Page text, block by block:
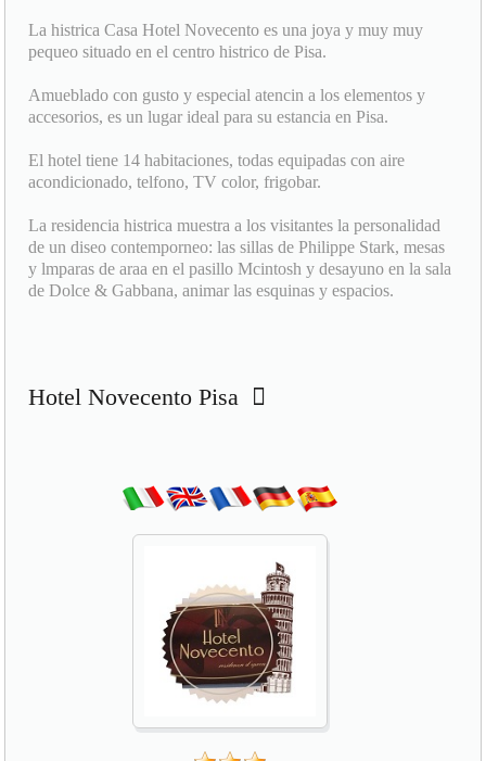
La histrica Casa Hotel Novecento es una joya y muy muy
pequeo situado en el centro histrico de Pisa.
Amueblado con gusto y especial atencin a los elementos y
accesorios, es un lugar ideal para su estancia en Pisa.
El hotel tiene 14 habitaciones, todas equipadas con aire
acondicionado, telfono, TV color, frigobar.
La residencia histrica muestra a los visitantes la personalidad
de un diseo contemporneo: las sillas de Philippe Stark, mesas
y lmparas de araa en el pasillo Mcintosh y desayuno en la sala
de Dolce & Gabbana, animar las esquinas y espacios.
Hotel Novecento Pisa